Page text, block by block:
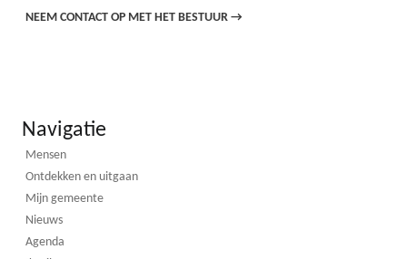
NEEM CONTACT OP MET HET BESTUUR →
Navigatie
Mensen
Ontdekken en uitgaan
Mijn gemeente
Nieuws
Agenda